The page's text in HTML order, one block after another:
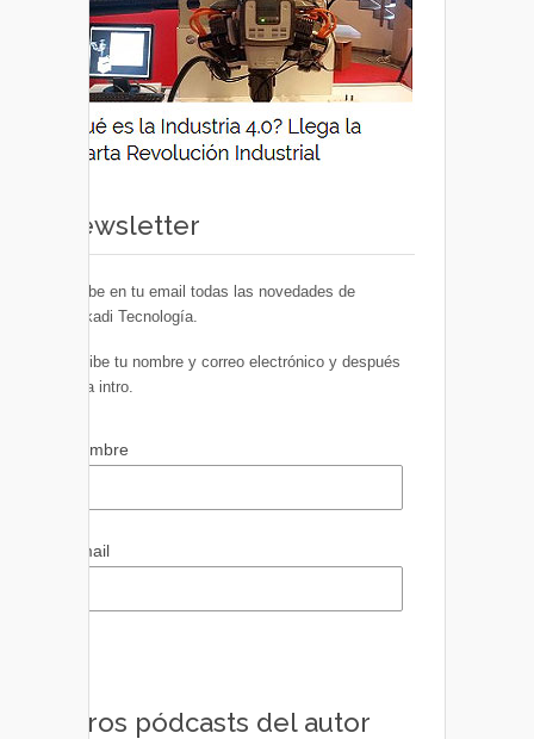
Newsletter
Recibe en tu email todas las novedades de
Euskadi Tecnología.
Escribe tu nombre y correo electrónico y después
pulsa intro.
Nombre
Email
Otros pódcasts del autor